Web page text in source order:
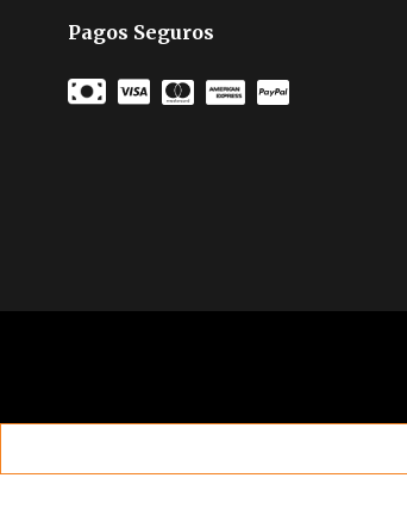
Pagos Seguros